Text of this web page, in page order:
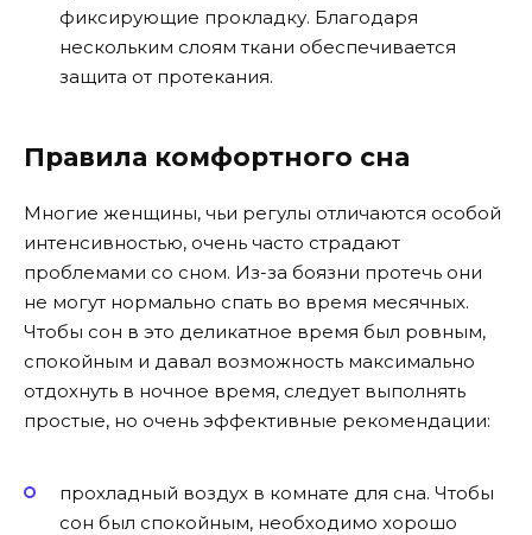
фиксирующие прокладку. Благодаря
нескольким слоям ткани обеспечивается
защита от протекания.
Правила комфортного сна
Многие женщины, чьи регулы отличаются особой
интенсивностью, очень часто страдают
проблемами со сном. Из-за боязни протечь они
не могут нормально спать во время месячных.
Чтобы сон в это деликатное время был ровным,
спокойным и давал возможность максимально
отдохнуть в ночное время, следует выполнять
простые, но очень эффективные рекомендации:
прохладный воздух в комнате для сна. Чтобы
сон был спокойным, необходимо хорошо